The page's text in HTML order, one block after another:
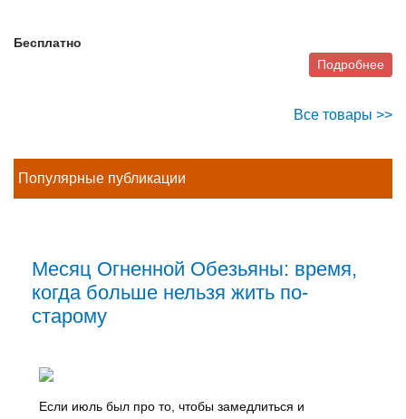
Бесплатно
Подробнее
Все товары >>
Популярные публикации
Месяц Огненной Обезьяны: время,
когда больше нельзя жить по-
старому
Если июль был про то, чтобы замедлиться и